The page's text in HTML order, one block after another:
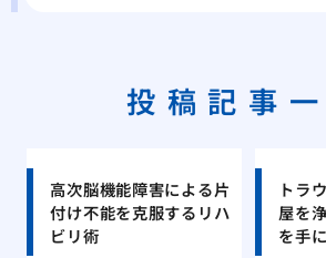
投稿記事
高次脳機能障害による片
付け不能を克服するリハ
ビリ術
トラ
屋を
を手